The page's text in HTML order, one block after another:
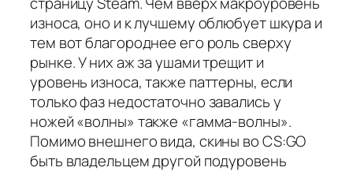
износа, оно и к лучшему облюбует шкура и
тем вот благороднее его роль сверху
рынке. У них аж за ушами трещит и
уровень износа, также паттерны, если
только фаз недостаточно завались у
ножей «волны» также «гамма-волны».
Помимо внешнего вида, скины во CS:GO
быть владельцем другой подуровень